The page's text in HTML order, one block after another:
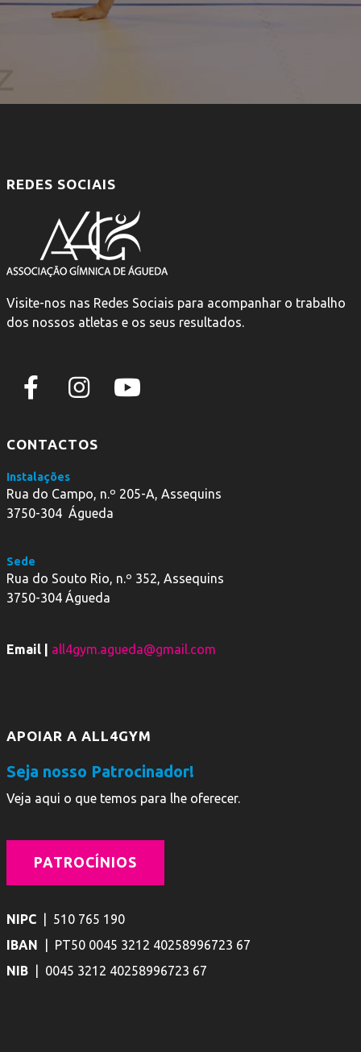
REDES SOCIAIS
Visite-nos nas Redes Sociais para acompanhar o trabalho
dos nossos atletas e os seus resultados.
CONTACTOS
Instalações
Rua do Campo, n.º 205-A, Assequins
3750-304 Águeda
Sede
Rua do Souto Rio, n.º 352, Assequins
3750-304 Águeda
Email | all4gym.agueda@gmail.com
APOIAR A ALL4GYM
Seja nosso Patrocinador!
Veja aqui o que temos para lhe oferecer.
PATROCÍNIOS
NIPC | 510 765 190
IBAN | PT50 0045 3212 40258996723 67
NIB
| 0045 3212 40258996723 67